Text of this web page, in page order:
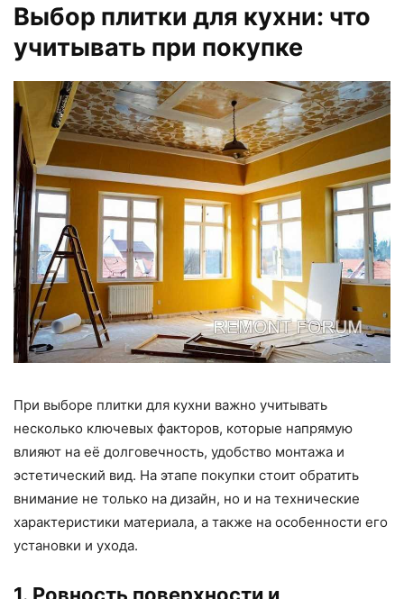
Выбор плитки для кухни: что
учитывать при покупке
При выборе плитки для кухни важно учитывать
несколько ключевых факторов, которые напрямую
влияют на её долговечность, удобство монтажа и
эстетический вид. На этапе покупки стоит обратить
внимание не только на дизайн, но и на технические
характеристики материала, а также на особенности его
установки и ухода.